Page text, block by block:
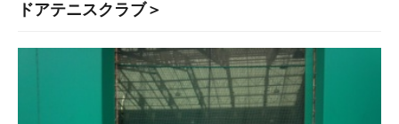
ドアテニスクラブ＞